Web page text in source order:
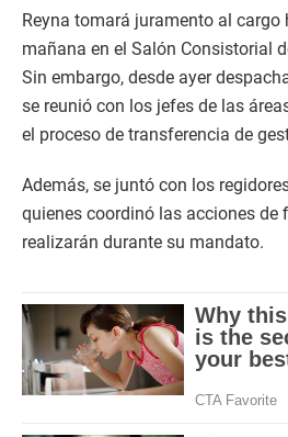
Reyna tomará juramento al cargo
mañana en el Salón Consistorial
Sin embargo, desde ayer
se reunió con los jefes de las
el proceso de transferencia de
Además, se juntó con los
quienes coordinó las acciones de
realizarán durante su mandato.